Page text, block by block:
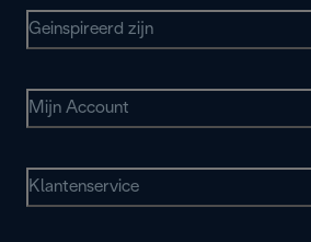
Geinspireerd zijn
Mijn Account
Klantenservice